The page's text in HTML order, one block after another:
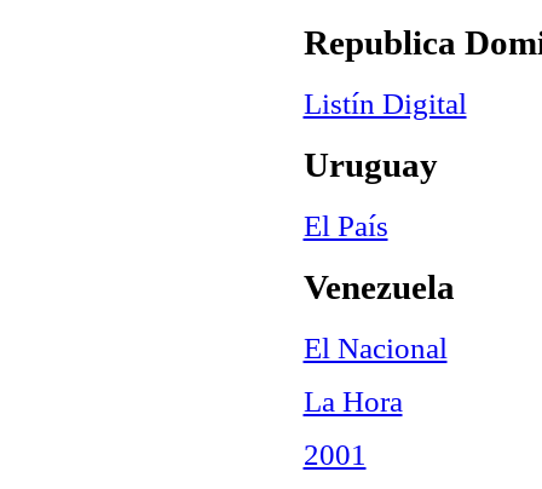
Republica
Listín Digital
Uruguay
El País
Venezuela
El Nacional
La Hora
2001